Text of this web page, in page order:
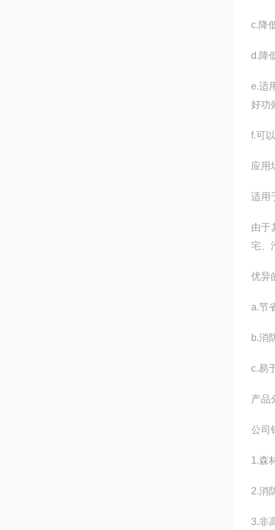
c.降
d.降
e.适
好功
f.可
应用
适用
由于
宅、
优异
a.节
b.消
c.易
产品
公司
1.森
2.消
3.非